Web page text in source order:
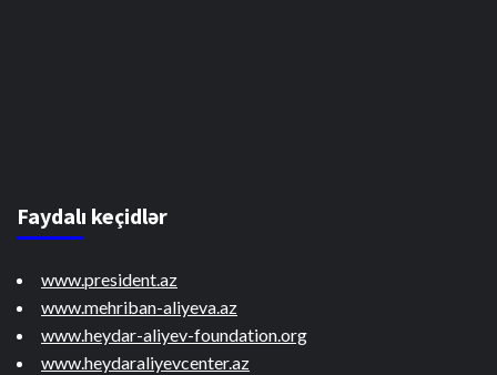
Faydalı keçidlər
www.president.az
www.mehriban-aliyeva.az
www.heydar-aliyev-foundation.org
www.heydaraliyevcenter.az